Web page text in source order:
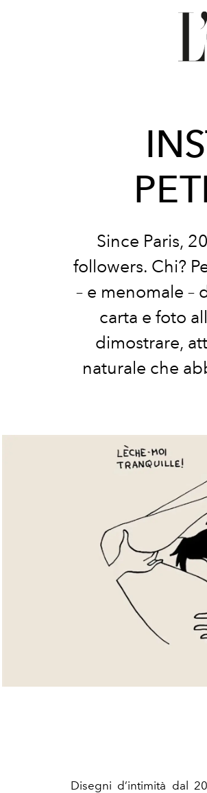
Since Paris,
followers. Chi?
– e menomale –
carta e foto
dimostrare,
naturale che
Disegni d’intimità dal